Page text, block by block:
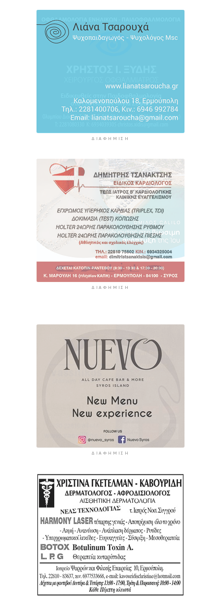
πάλι σε ισχύ τη Συμφωνία Σένγκεν εντός της
Κυριακής, 9 Αυγούστου
11 ώρες 13 λεπτά πρίν
ΔΙΑΦΉΜΙΣΗ
ΔΙΑΦΉΜΙΣΗ
ΔΙΑΦΉΜΙΣΗ